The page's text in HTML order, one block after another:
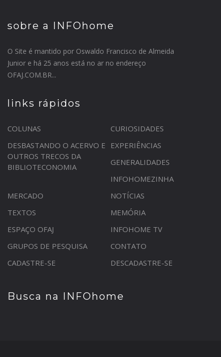
sobre a INFOhome
O Site é mantido por Oswaldo Francisco de Almeida
Junior e há 25 anos está no ar no endereço
OFAJ.COM.BR...
links rápidos
COLUNAS
CURIOSIDADES
DESBASTANDO O ACERVO E
OUTROS TRECOS DA
BIBLIOTECONOMIA
EXPERIÊNCIAS
GENERALIDADES
INFOHOMEZINHA
MERCADO
NOTÍCIAS
TEXTOS
MEMÓRIA
ESPAÇO OFAJ
INFOHOME TV
GRUPOS DE PESQUISA
CONTATO
CADASTRE-SE
DESCADASTRE-SE
Busca na INFOhome